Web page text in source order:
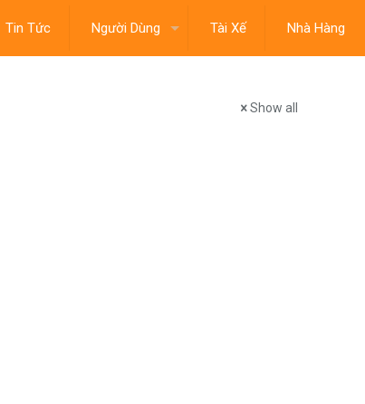
Tin Tức Người Dùng Tài Xế Nhà Hàng
Show all